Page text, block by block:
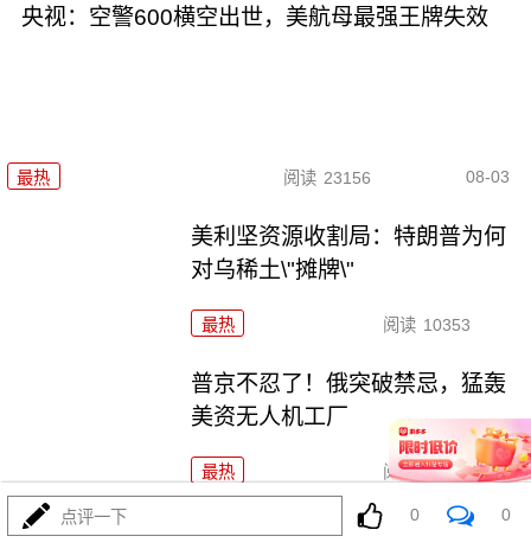
央视：空警600横空出世，美航母最强王牌失效
最热 阅读 23156 08-03
美利坚资源收割局：特朗普为何
对乌稀土\"摊牌\"
最热 阅读 10353
普京不忍了！俄突破禁忌，猛轰
美资无人机工厂
最热 阅读 8801
吞金巨兽折翼加州：美利坚军工\"里外掏空\"困局
点评一下 0 0